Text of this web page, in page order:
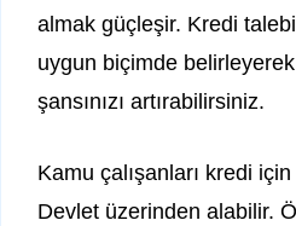
almak güçleşir. Kredi
uygun biçimde
şansınızı artırabilirsiniz.
Kamu çalışanları kredi
Devlet üzerinden alabilir.